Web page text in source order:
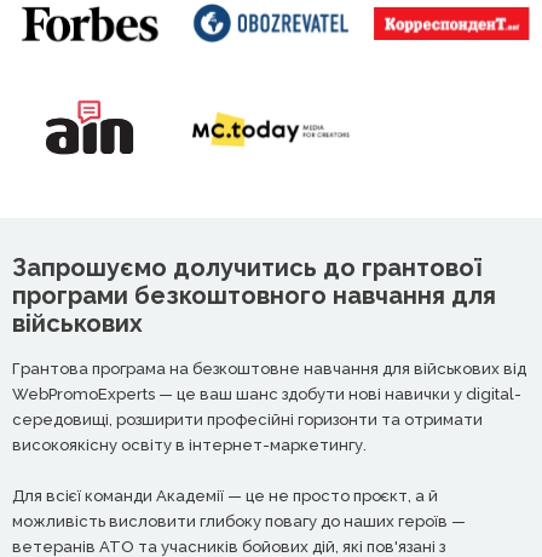
Запрошуємо долучитись до грантової
програми безкоштовного навчання для
військових
Грантова програма на безкоштовне навчання для військових від
WebPromoExperts — це ваш шанс здобути нові навички у digital-
середовищі, розширити професійні горизонти та отримати
високоякісну освіту в інтернет-маркетингу.
Для всієї команди Академії — це не просто проєкт, а й
можливість висловити глибоку повагу до наших героїв —
ветеранів АТО та учасників бойових дій, які пов'язані з